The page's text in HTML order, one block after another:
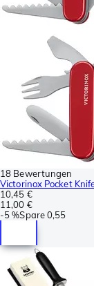
18 Bewertungen
Victorinox Pocket
10,45 €
11,00 €
-5 %Spare0,55